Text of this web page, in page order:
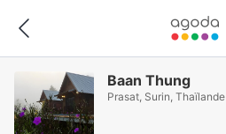
Baan Thung
Prasat, Surin, Thaïlande